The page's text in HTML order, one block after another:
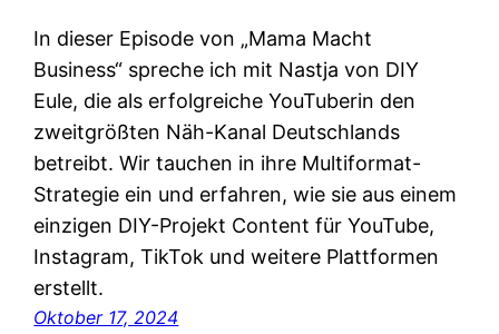
In dieser Episode von „Mama Macht
Business“ spreche ich mit Nastja von DIY
Eule, die als erfolgreiche YouTuberin den
zweitgrößten Näh-Kanal Deutschlands
betreibt. Wir tauchen in ihre Multiformat-
Strategie ein und erfahren, wie sie aus einem
einzigen DIY-Projekt Content für YouTube,
Instagram, TikTok und weitere Plattformen
erstellt.
Oktober 17, 2024